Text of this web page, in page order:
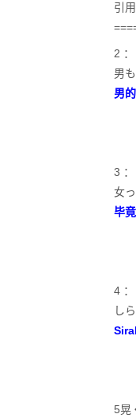
引
2
男
男
3
女
毕
4
し
5晃